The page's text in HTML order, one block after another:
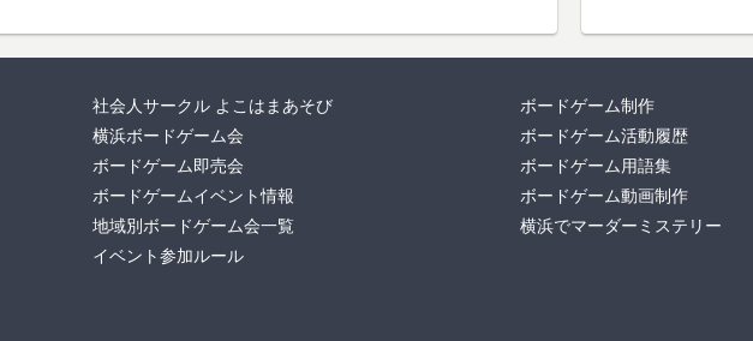
社会人サークル よこはまあそび
横浜ボードゲーム会
ボードゲーム即売会
ボードゲームイベント情報
地域別ボードゲーム会一覧
イベント参加ルール
ボードゲーム制作
ボードゲーム活動履歴
ボードゲーム用語集
ボードゲーム動画制作
横浜でマーダーミステリー